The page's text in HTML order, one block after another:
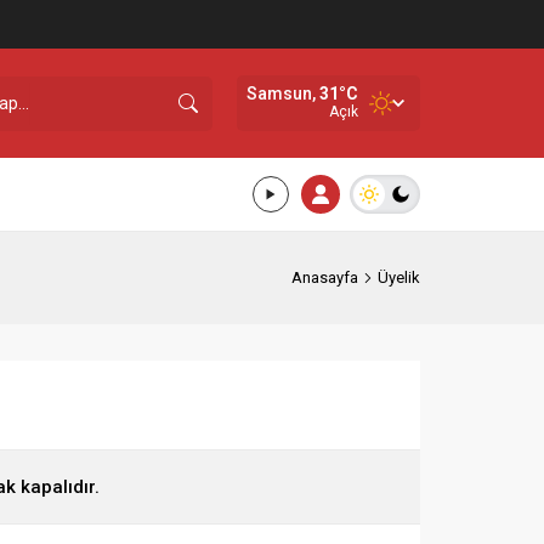
Samsun,31 °C
Açık
Anasayfa Üyelik
kapalıdır.